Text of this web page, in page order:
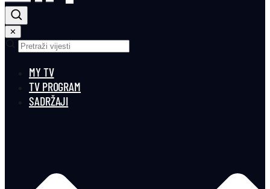
✕
MY TV
TV PROGRAM
SADRŽAJI